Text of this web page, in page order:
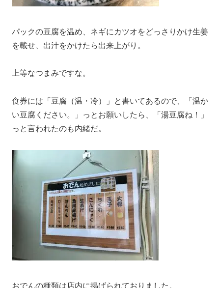
パックの豆腐を温め、ネギにカツオをどっさりかけ生姜
を載せ、出汁をかけたら出来上がり。
上等なつまみですな。
食券には「豆腐（温・冷）」と書いてあるので、「温か
い豆腐ください。」っとお願いしたら、「湯豆腐ね！」
っと言われたのも内緒だ。
おでんの種類は店内に掲げられておりました。